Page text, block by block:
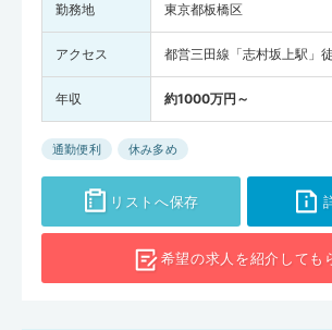
勤務地 東京都板橋区
アクセス 都営三田線「志村坂上駅」
年収 約1000万円～
通勤便利 休み多め
リストへ保存
希望の求人を紹介しても